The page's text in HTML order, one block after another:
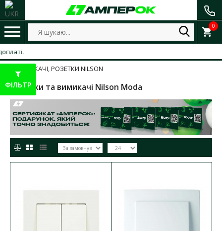
0
ВИМИКАЧІ, РОЗЕТКИ NILSON
Розетки та вимикачі Nilson Moda
ФІЛЬТР